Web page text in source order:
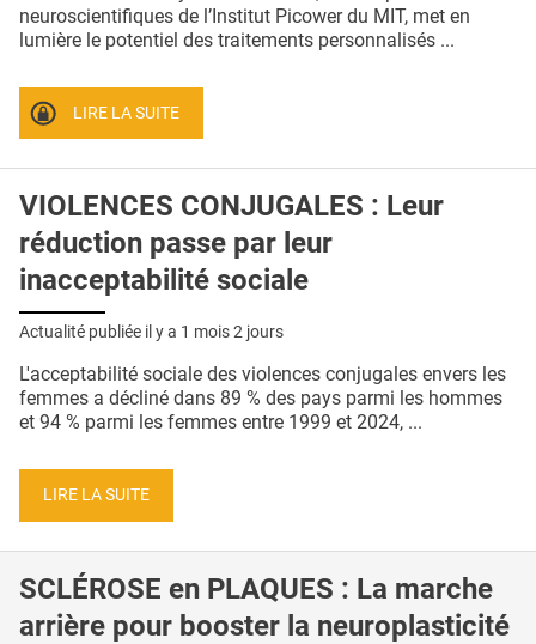
QUI SOMMES-NOUS ?
CONDITIONS GÉNÉRALES
CRÉDITS
neuroscientifiques de l’Institut Picower du MIT, met en
lumière le potentiel des traitements personnalisés ...
LIRE LA SUITE
VIOLENCES CONJUGALES : Leur
réduction passe par leur
inacceptabilité sociale
Actualité publiée il y a 1 mois 2 jours
L'acceptabilité sociale des violences conjugales envers les
femmes a décliné dans 89 % des pays parmi les hommes
et 94 % parmi les femmes entre 1999 et 2024, ...
LIRE LA SUITE
SCLÉROSE en PLAQUES : La marche
arrière pour booster la neuroplasticité